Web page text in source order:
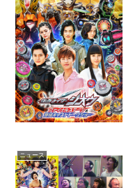
ニュース